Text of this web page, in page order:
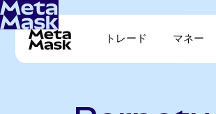
トレード マネー